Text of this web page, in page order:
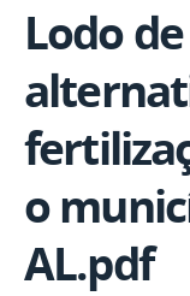
Lodo
o
AL.pdf